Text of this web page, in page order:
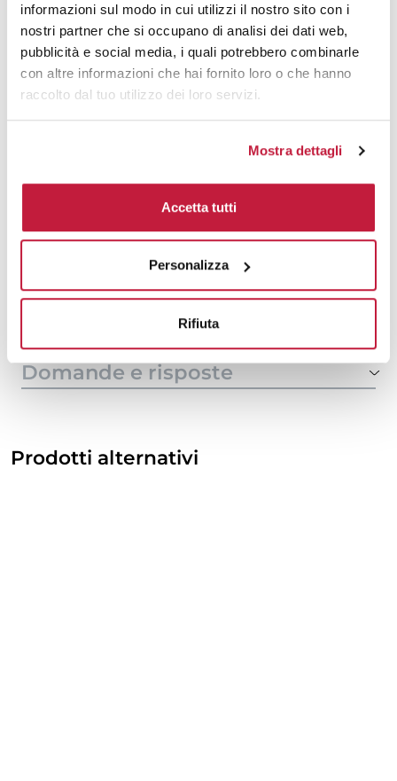
informazioni sul modo in cui utilizzi il nostro sito con i
nostri partner che si occupano di analisi dei dati web,
pubblicità e social media, i quali potrebbero combinarle
con altre informazioni che hai fornito loro o che hanno
raccolto dal tuo utilizzo dei loro servizi.
Mostra dettagli
Accetta tutti
Personalizza
Rifiuta
1000 € 6,53 € 6,95
1500 € 6,48 € 6,73
€ 6,51
5000 € 6,23 € 6,47
Tecniche di stampa
Area di personalizzazione
Domande e risposte
Prodotti alternativi